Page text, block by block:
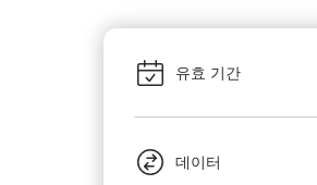
유효 기간
데이터